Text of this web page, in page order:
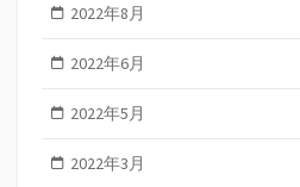
2022年8月
2022年6月
2022年5月
2022年3月